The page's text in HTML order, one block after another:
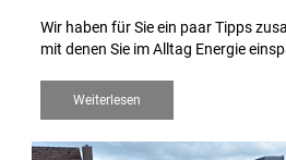
Wir haben für Sie ein paar Tipps
mit denen Sie im Alltag Energie
Weiterlesen